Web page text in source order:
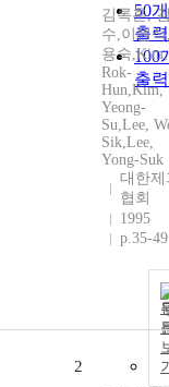
50
출력
100
출력
김록훈,
수,이원
용숙,Kim,
Rok-
Hun,Kim,
Yeong-
Su,Lee,
Sik,Lee,
Yong-Suk
대한제
협회
1995
p.35-49
2